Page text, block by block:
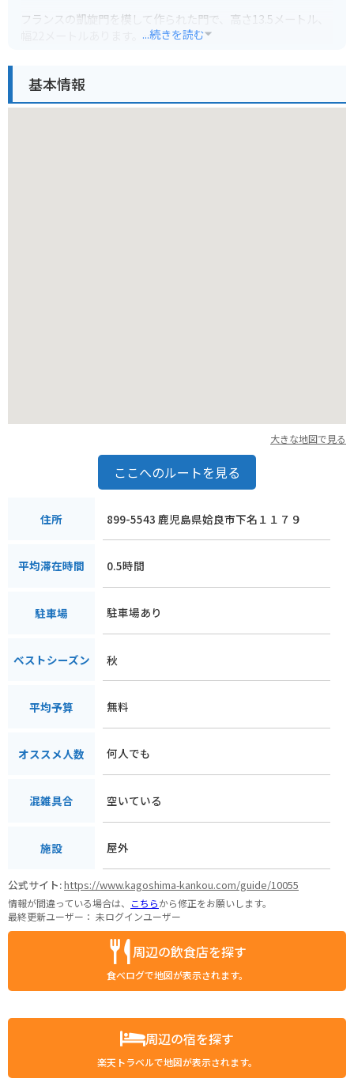
フランスの凱旋門を模して作られた門で、高さ13.5メートル、
山田の凱旋門は、夜にはライトアップされ、昼間とは異なる幻
...続きを読む
基本情報
大きな地図で見る
ここへのルートを見る
住所 899-5543 鹿児島県姶良市下名１１７９
平均滞在時間 0.5時間
駐車場 駐車場あり
ベストシーズン 秋
平均予算 無料
オススメ人数 何人でも
混雑具合 空いている
施設 屋外
公式サイト:https://www.kagoshima-kankou.com/guide/10055
情報が間違っている場合は、 こちらから修正をお願いします。
最終更新ユーザー： 未ログインユーザー
周辺の飲食店を探す
食べログで地図が表示されます。
周辺の宿を探す
楽天トラベルで地図が表示されます。